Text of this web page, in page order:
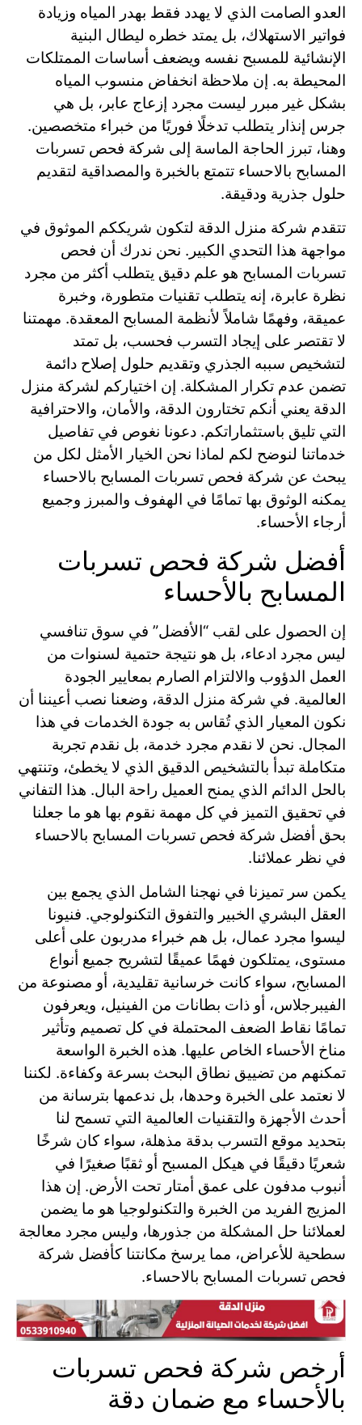
العدو الصامت الذي لا يهدد فقط بهدر المياه وزيادة
فواتير الاستهلاك، بل يمتد خطره ليطال البنية
الإنشائية للمسبح نفسه ويضعف أساسات الممتلكات
المحيطة به. إن ملاحظة انخفاض منسوب المياه
بشكل غير مبرر ليست مجرد إزعاج عابر، بل هي
جرس إنذار يتطلب تدخلًا فوريًا من خبراء متخصصين.
وهنا، تبرز الحاجة الماسة إلى شركة فحص تسربات
المسابح بالاحساء تتمتع بالخبرة والمصداقية لتقديم
حلول جذرية ودقيقة.
تتقدم شركة منزل الدقة لتكون شريككم الموثوق في
مواجهة هذا التحدي الكبير. نحن ندرك أن فحص
تسربات المسابح هو علم دقيق يتطلب أكثر من مجرد
نظرة عابرة، إنه يتطلب تقنيات متطورة، وخبرة
عميقة، وفهمًا شاملاً لأنظمة المسابح المعقدة. مهمتنا
لا تقتصر على إيجاد التسرب فحسب، بل تمتد
لتشخيص سببه الجذري وتقديم حلول إصلاح دائمة
تضمن عدم تكرار المشكلة. إن اختياركم لشركة منزل
الدقة يعني أنكم تختارون الدقة، والأمان، والاحترافية
التي تليق باستثماراتكم. دعونا نغوص في تفاصيل
خدماتنا لنوضح لكم لماذا نحن الخيار الأمثل لكل من
يبحث عن شركة فحص تسربات المسابح بالاحساء
يمكنه الوثوق بها تمامًا في الهفوف والمبرز وجميع
أرجاء الأحساء.
أفضل شركة فحص تسربات
المسابح بالأحساء
إن الحصول على لقب “الأفضل” في سوق تنافسي
ليس مجرد ادعاء، بل هو نتيجة حتمية لسنوات من
العمل الدؤوب والالتزام الصارم بمعايير الجودة
العالمية. في شركة منزل الدقة، وضعنا نصب أعيننا أن
نكون المعيار الذي تُقاس به جودة الخدمات في هذا
المجال. نحن لا نقدم مجرد خدمة، بل نقدم تجربة
متكاملة تبدأ بالتشخيص الدقيق الذي لا يخطئ، وتنتهي
بالحل الدائم الذي يمنح العميل راحة البال. هذا التفاني
في تحقيق التميز في كل مهمة نقوم بها هو ما جعلنا
بحق أفضل شركة فحص تسربات المسابح بالاحساء
في نظر عملائنا.
يكمن سر تميزنا في نهجنا الشامل الذي يجمع بين
العقل البشري الخبير والتفوق التكنولوجي. فنيونا
ليسوا مجرد عمال، بل هم خبراء مدربون على أعلى
مستوى، يمتلكون فهمًا عميقًا لتشريح جميع أنواع
المسابح، سواء كانت خرسانية تقليدية، أو مصنوعة من
الفيبرجلاس، أو ذات بطانات من الفينيل، ويعرفون
تمامًا نقاط الضعف المحتملة في كل تصميم وتأثير
مناخ الأحساء الخاص عليها. هذه الخبرة الواسعة
تمكنهم من تضييق نطاق البحث بسرعة وكفاءة. لكننا
لا نعتمد على الخبرة وحدها، بل ندعمها بترسانة من
أحدث الأجهزة والتقنيات العالمية التي تسمح لنا
بتحديد موقع التسرب بدقة مذهلة، سواء كان شرخًا
شعريًا دقيقًا في هيكل المسبح أو ثقبًا صغيرًا في
أنبوب مدفون على عمق أمتار تحت الأرض. إن هذا
المزيج الفريد من الخبرة والتكنولوجيا هو ما يضمن
لعملائنا حل المشكلة من جذورها، وليس مجرد معالجة
سطحية للأعراض، مما يرسخ مكانتنا كأفضل شركة
فحص تسربات المسابح بالاحساء.
أرخص شركة فحص تسربات
بالأحساء مع ضمان دقة